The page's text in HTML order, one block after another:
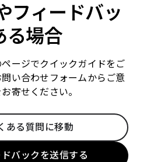
フィードバッ
る場合
ージでクイックガイドをご
い合わせフォームからご意
寄せください。
ある質問に移動
バックを送信する